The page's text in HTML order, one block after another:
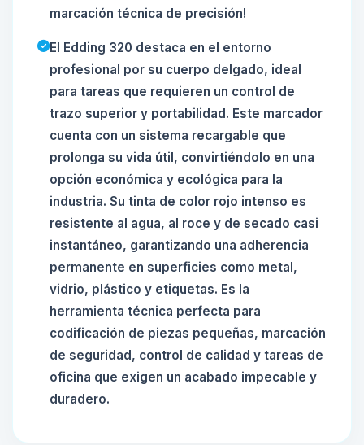
marcación técnica de precisión!
El Edding 320 destaca en el entorno
profesional por su cuerpo delgado, ideal
para tareas que requieren un control de
trazo superior y portabilidad. Este marcador
cuenta con un sistema recargable que
prolonga su vida útil, convirtiéndolo en una
opción económica y ecológica para la
industria. Su tinta de color rojo intenso es
resistente al agua, al roce y de secado casi
instantáneo, garantizando una adherencia
permanente en superficies como metal,
vidrio, plástico y etiquetas. Es la
herramienta técnica perfecta para
codificación de piezas pequeñas, marcación
de seguridad, control de calidad y tareas de
oficina que exigen un acabado impecable y
duradero.